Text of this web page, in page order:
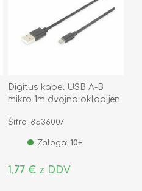
Digitus kabel USB A-B
mikro 1m dvojno oklopljen
Šifra: 8536007
Zaloga: 10+
1,77 € z DDV